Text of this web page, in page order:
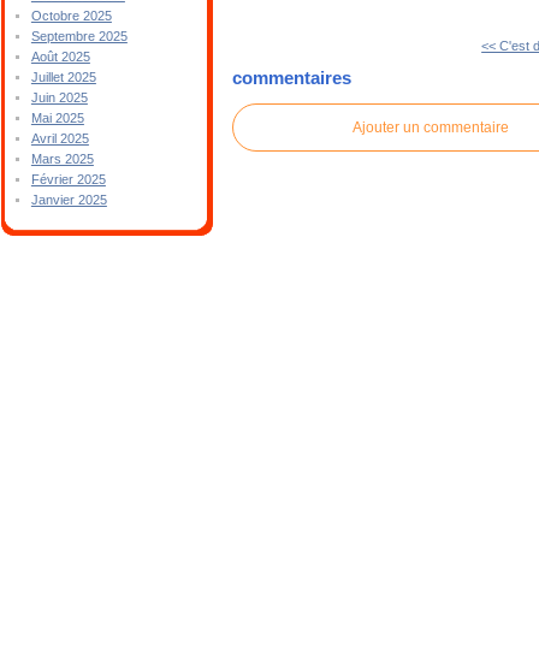
Octobre 2025
Septembre 2025
Août 2025
Juillet 2025
Juin 2025
Mai 2025
Avril 2025
Mars 2025
Février 2025
Janvier 2025
<< C'est
commentaires
Ajouter un commentaire